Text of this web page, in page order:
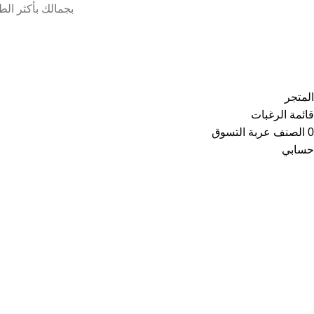
بجمالك بأكثر
المتجر
قائمة الرغبات
0 الصنف عربة التسوق
حسابي